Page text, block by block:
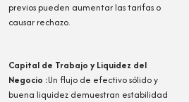
previos pueden aumentar las tarifas o
causar rechazo.
Capital de Trabajo y Liquidez del
Negocio :Un flujo de efectivo sólido y
buena liquidez demuestran estabilidad